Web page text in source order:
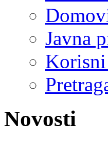
Javna
Novosti